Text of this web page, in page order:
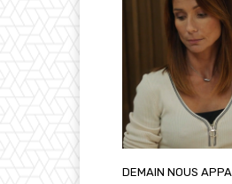
DEMAIN NOUS